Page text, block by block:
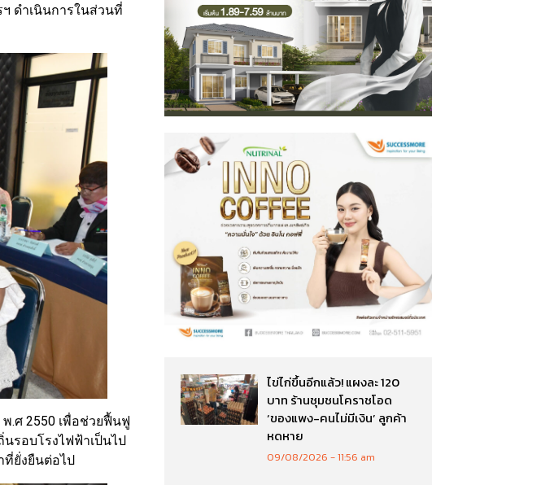
ดำเนินการในส่วนที่
.ศ 2550 เพื่อช่วยฟื้นฟู
รอบโรงไฟฟ้าเป็นไป
ยั่งยืนต่อไป
ไข่ไก่ขึ้นอีกแล้ว! แผงละ 120
บาท ร้านชุมชนโคราชโอด
‘ของแพง-คนไม่มีเงิน’ ลูกค้า
หดหาย
09/08/2026 11:56 am